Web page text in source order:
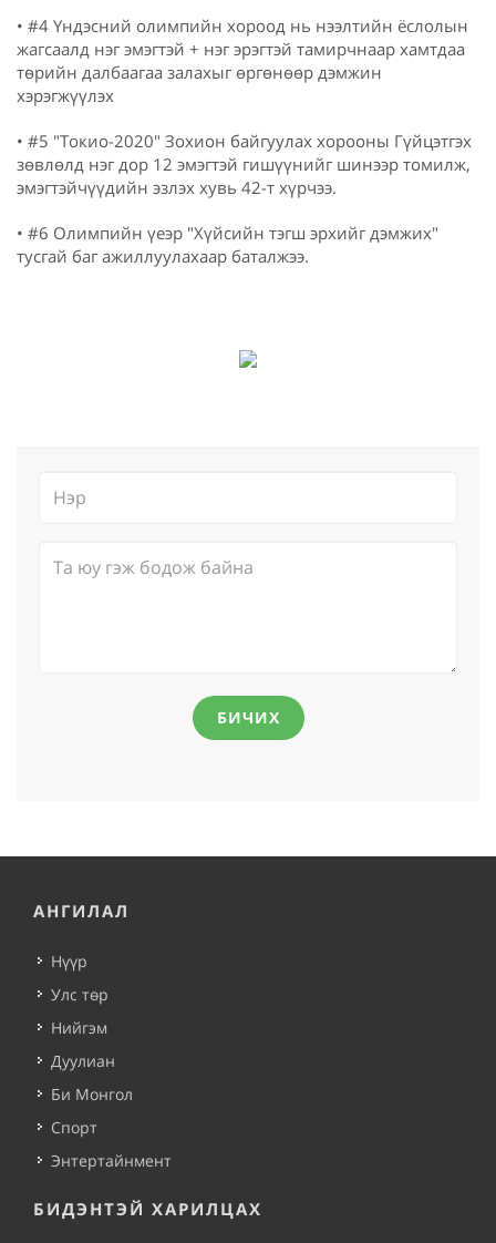
• #4 Үндэсний олимпийн хороод нь нээлтийн ёслолын
жагсаалд нэг эмэгтэй + нэг эрэгтэй тамирчнаар хамтдаа
төрийн далбаагаа залахыг өргөнөөр дэмжин
хэрэгжүүлэх
• #5 "Токио-2020" Зохион байгуулах хорооны Гүйцэтгэх
зөвлөлд нэг дор 12 эмэгтэй гишүүнийг шинээр томилж,
эмэгтэйчүүдийн эзлэх хувь 42-т хүрчээ.
• #6 Олимпийн үеэр "Хүйсийн тэгш эрхийг дэмжих"
тусгай баг ажиллуулахаар баталжээ.
БИЧИХ
АНГИЛАЛ
Нүүр
Улс төр
Нийгэм
Дуулиан
Би Монгол
Спорт
Энтертайнмент
БИДЭНТЭЙ ХАРИЛЦАХ